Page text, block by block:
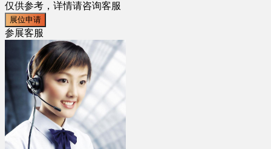
仅供参考，详情请咨询客服
展位申请
参展客服